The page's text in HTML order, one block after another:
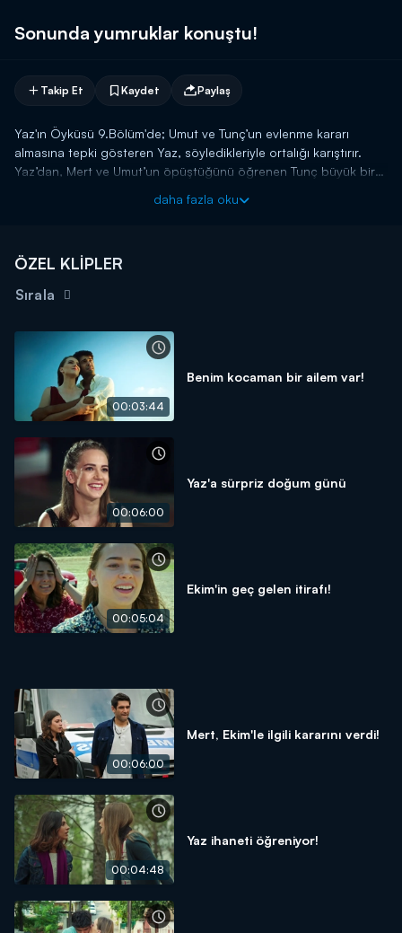
Sonunda yumruklar konuştu!
Takip Et Kaydet Paylaş
Yaz'ın Öyküsü 9.Bölüm'de; Umut ve Tunç’un evlenme kararı
almasına tepki gösteren Yaz, söyledikleriyle ortalığı karıştırır.
Yaz’dan, Mert ve Umut’un öpüştüğünü öğrenen Tunç büyük bir
hesaplaşmasında yumruklar konuşur.
daha fazla oku
ÖZEL KLİPLER
Sırala
00:03:44
Benim kocaman bir ailem var!
00:06:00
Yaz'a sürpriz doğum günü
00:05:04
Ekim'in geç gelen itirafı!
00:06:00
Mert, Ekim'le ilgili kararını verdi!
00:04:48
Yaz ihaneti öğreniyor!